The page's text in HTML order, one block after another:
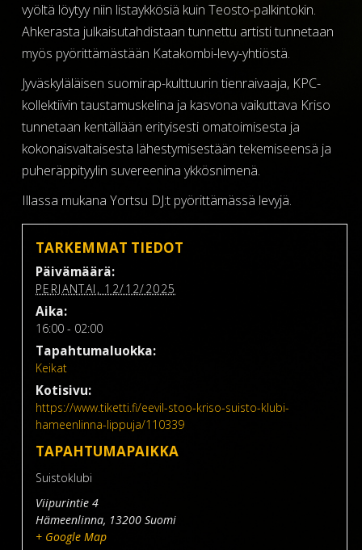
vyöltä löytyy niin listaykkösiä kuin Teosto-palkintokin.
Ahkerasta julkaisutahdistaan tunnettu artisti tunnetaan
myös pyörittämästään Katakombi-levy-yhtiöstä.
Jyväskyläläisen suomirap-kulttuurin tienraivaaja, KPC-
kollektiivin taustamuskelina ja kasvona vaikuttava Kriso
tunnetaan kentällään erityisesti omatoimisesta ja
kokonaisvaltaisesta lähestymisestään tekemiseensä ja
puheräppityylin suvereenina ykkösnimenä.
Illassa mukana Yortsu DJ:t pyörittämässä levyjä.
TARKEMMAT TIEDOT
Päivämäärä:
PERJANTAI, 12/12/2025
Aika:
16:00 - 02:00
Tapahtumaluokka:
Keikat
Kotisivu:
https://www.tiketti.fi/eevil-stoo-kriso-suisto-klubi-
hameenlinna-lippuja/110339
TAPAHTUMAPAIKKA
Suistoklubi
Viipurintie 4
Hämeenlinna, 13200 Suomi
+ Google Map